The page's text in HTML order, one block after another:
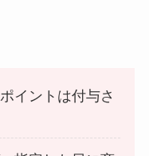
イントは付与さ